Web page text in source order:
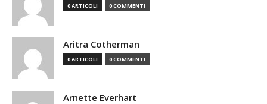
0 ARTICOLI 0 COMMENTI
Aritra Cotherman
0 ARTICOLI 0 COMMENTI
Arnette Everhart